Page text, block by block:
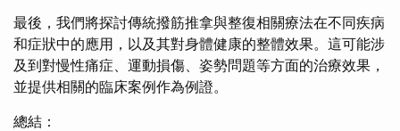
最後，我們將探討傳統撥筋推拿與整復相關療法在不同疾病
和症狀中的應用，以及其對身體健康的整體效果。這可能涉
及到對慢性痛症、運動損傷、姿勢問題等方面的治療效果，
並提供相關的臨床案例作為例證。
總結：